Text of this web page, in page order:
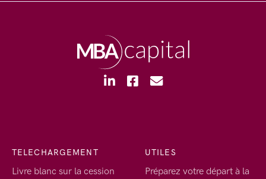
TELECHARGEMENT
Livre blanc sur la cession
UTILES
Préparez votre départ à la